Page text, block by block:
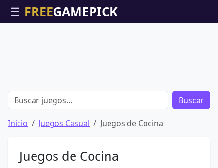
☰
Buscar
Inicio Juegos Casual Juegos de Cocina
Juegos de Cocina